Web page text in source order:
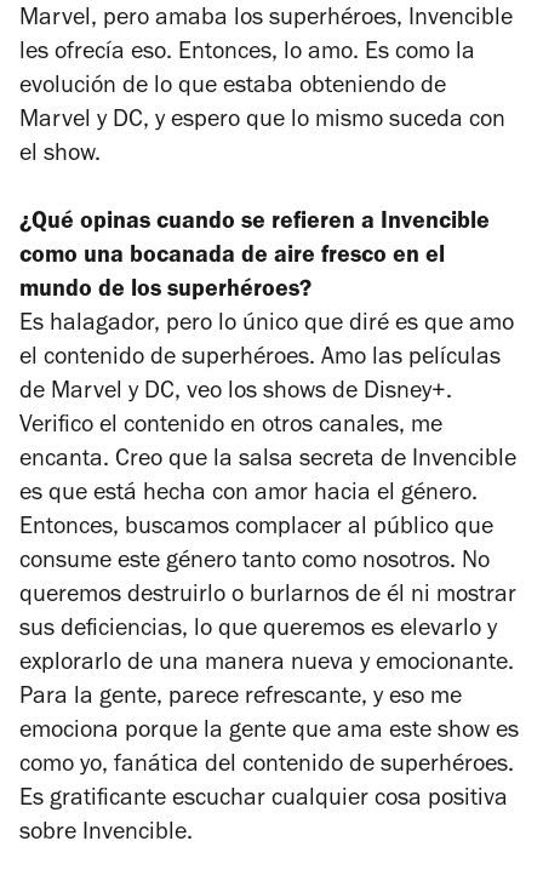
Marvel, pero amaba los superhéroes, Invencible
les ofrecía eso. Entonces, lo amo. Es como la
evolución de lo que estaba obteniendo de
Marvel y DC, y espero que lo mismo suceda con
el show.
¿Qué opinas cuando se refieren a Invencible
como una bocanada de aire fresco en el
mundo de los superhéroes?
Es halagador, pero lo único que diré es que amo
el contenido de superhéroes. Amo las películas
de Marvel y DC, veo los shows de Disney+.
Verifico el contenido en otros canales, me
encanta. Creo que la salsa secreta de Invencible
es que está hecha con amor hacia el género.
Entonces, buscamos complacer al público que
consume este género tanto como nosotros. No
queremos destruirlo o burlarnos de él ni mostrar
sus deficiencias, lo que queremos es elevarlo y
explorarlo de una manera nueva y emocionante.
Para la gente, parece refrescante, y eso me
emociona porque la gente que ama este show es
como yo, fanática del contenido de superhéroes.
Es gratificante escuchar cualquier cosa positiva
sobre Invencible.